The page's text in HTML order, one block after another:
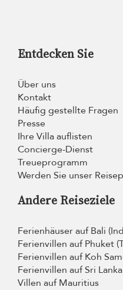
Entdecken Sie
Über uns
Kontakt
Häufig gestellte Fragen
Presse
Ihre Villa auflisten
Concierge-Dienst
Treueprogramm
Werden Sie unser
Andere Reiseziele
Ferienhäuser auf Bali
Ferienvillen auf Phuket
Ferienvillen auf Koh
Ferienvillen auf Sri Lanka
Villen auf Mauritius